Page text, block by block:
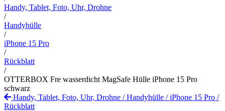
Handy, Tablet, Foto, Uhr, Drohne
/
Handyhülle
/
iPhone 15 Pro
/
Rückblatt
/
OTTERBOX Fre wasserdicht MagSafe Hülle iPhone 15 Pro
schwarz
Handy, Tablet, Foto, Uhr, Drohne /Handyhülle /iPhone 15 Pro /
Rückblatt